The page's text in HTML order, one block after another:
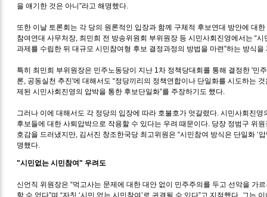
을 얘기한 것은 아니”라고 해명했다.
또한 이날 토론회는 각 당의 원론적인 입장과 함께 구체적 후보연대 방안에 대
참여연대 사무처장, 최민희 전 방송위원회 부위원장 등 시민사회진영에서는 “
과제를 수립한 뒤 대규모 시민참여형 후보 결정과정의 방법을 마련”하는 방식을
특히 최민희 부위원장은 민주노동당이 지난 1차 정책당대회를 통해 결정한 '민
론, 공동실천 추진'에 대해서도 “정당끼리의 정책연합이나 단일화를 시도하는
제된 시민사회진영의 압박을 통한 후보단일화”를 주장하기도 했다.
그러나 이에 대해서도 각 정당의 입장에 따라 호불호가 엇갈렸다. 시민사회진
후보들에 대한 사퇴압박으로 작용할 수 있다는 우려 때문이다. 당장 정범구 위
호감을 드러냈지만, 김서진 창조한국당 최고위원은 “시민참여 방식은 단일화 ‘
명했다.
"시민없는 시민참여" 우려도
신언직 위원장은 “먹고사는 문제에 대한 대안 없이 민주주의를 두고 선악을 가
할 수 없다”며 “자칫 ‘시민 없는 시민참여’로 귀결될 수 있다”고 지적했다. 그는